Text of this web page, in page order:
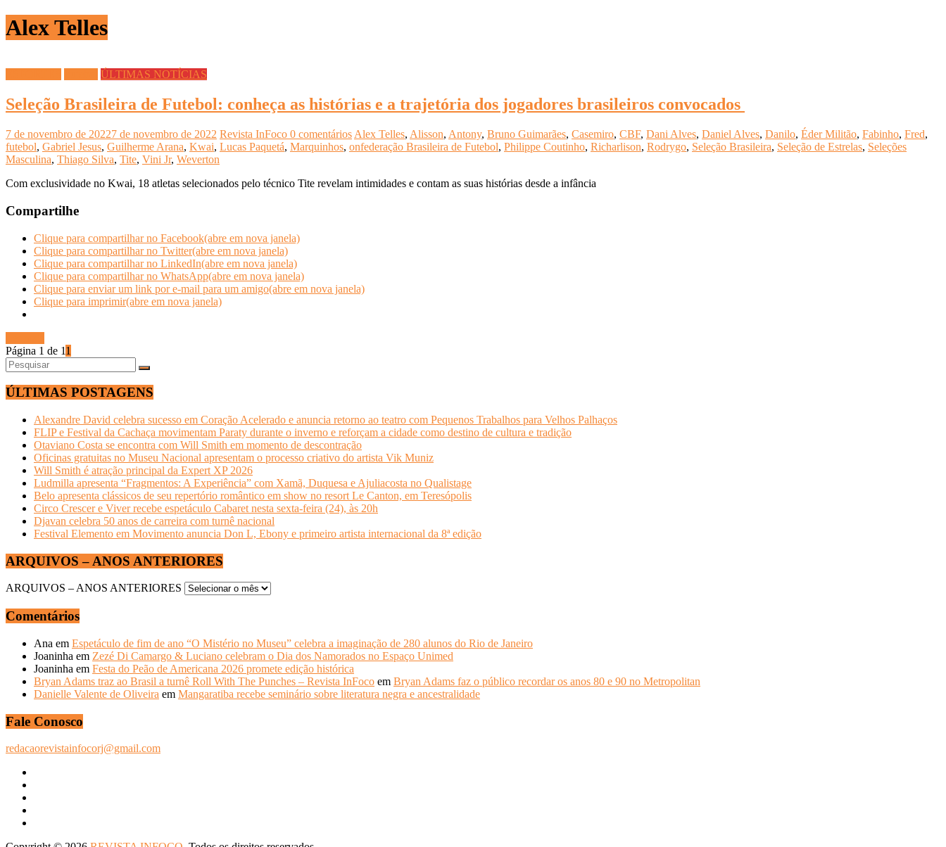
Alex Telles
ÚLTIMAS NOTÍCIAS
Seleção Brasileira de Futebol: conheça as histórias e a trajetória dos jogadores brasileiros convocados
7 de novembro de 20227 de novembro de 2022 Revista InFoco 0 comentários Alex Telles, Alisson, Antony, Bruno Guimarães, Casemiro, CBF, Dani Alves, Daniel Alves, Danilo, Éder Militão, Fabinho, Fred,
futebol, Gabriel Jesus, Guilherme Arana, Kwai, Lucas Paquetá, Marquinhos, onfederação Brasileira de Futebol, Philippe Coutinho, Richarlison, Rodrygo, Seleção Brasileira, Seleção de Estrelas, Seleções
Masculina, Thiago Silva, Tite, Vini Jr, Weverton
Com exclusividade no Kwai, 18 atletas selecionados pelo técnico Tite revelam intimidades e contam as suas histórias desde a infância
Compartilhe
Clique para compartilhar no Facebook(abre em nova janela)
Clique para compartilhar no Twitter(abre em nova janela)
Clique para compartilhar no LinkedIn(abre em nova janela)
Clique para compartilhar no WhatsApp(abre em nova janela)
Clique para enviar um link por e-mail para um amigo(abre em nova janela)
Clique para imprimir(abre em nova janela)
Página 1 de 11
ÚLTIMAS POSTAGENS
Alexandre David celebra sucesso em Coração Acelerado e anuncia retorno ao teatro com Pequenos Trabalhos para Velhos Palhaços
FLIP e Festival da Cachaça movimentam Paraty durante o inverno e reforçam a cidade como destino de cultura e tradição
Otaviano Costa se encontra com Will Smith em momento de descontração
Oficinas gratuitas no Museu Nacional apresentam o processo criativo do artista Vik Muniz
Will Smith é atração principal da Expert XP 2026
Ludmilla apresenta “Fragmentos: A Experiência” com Xamã, Duquesa e Ajuliacosta no Qualistage
Belo apresenta clássicos de seu repertório romântico em show no resort Le Canton, em Teresópolis
Circo Crescer e Viver recebe espetáculo Cabaret nesta sexta-feira (24), às 20h
Djavan celebra 50 anos de carreira com turnê nacional
Festival Elemento em Movimento anuncia Don L, Ebony e primeiro artista internacional da 8ª edição
ARQUIVOS – ANOS ANTERIORES
ARQUIVOS – ANOS ANTERIORES
Comentários
Ana em Espetáculo de fim de ano “O Mistério no Museu” celebra a imaginação de 280 alunos do Rio de Janeiro
Joaninha em Zezé Di Camargo & Luciano celebram o Dia dos Namorados no Espaço Unimed
Joaninha em Festa do Peão de Americana 2026 promete edição histórica
Bryan Adams traz ao Brasil a turnê Roll With The Punches – Revista InFoco em Bryan Adams faz o público recordar os anos 80 e 90 no Metropolitan
Danielle Valente de Oliveira em Mangaratiba recebe seminário sobre literatura negra e ancestralidade
Fale Conosco
redacaorevistainfocorj@gmail.com